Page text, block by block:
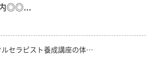
内◎◎...
セラピスト養成講座の体…